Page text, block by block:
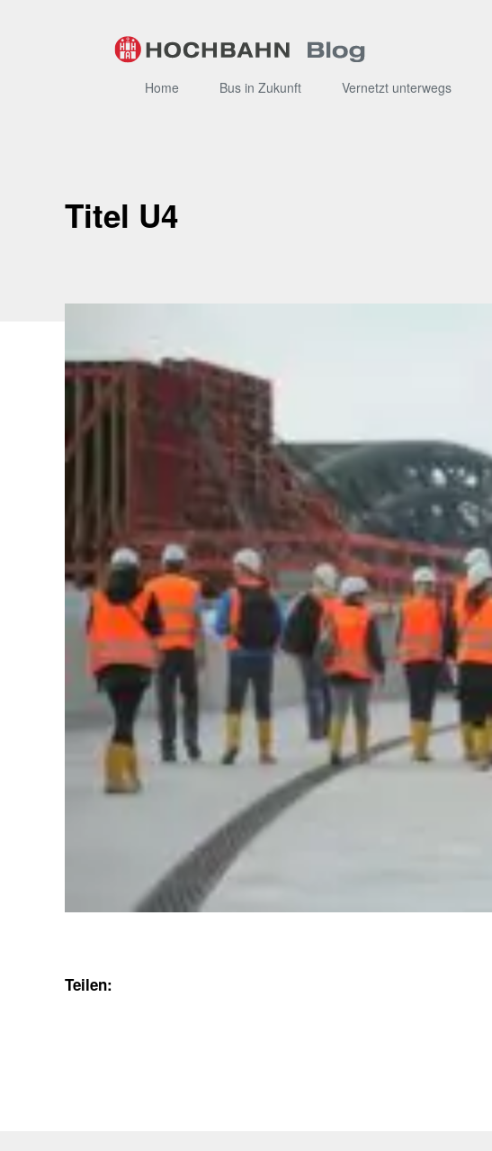
Home Bus in Zukunft Vernetzt unterwegs
Titel U4
Teilen: